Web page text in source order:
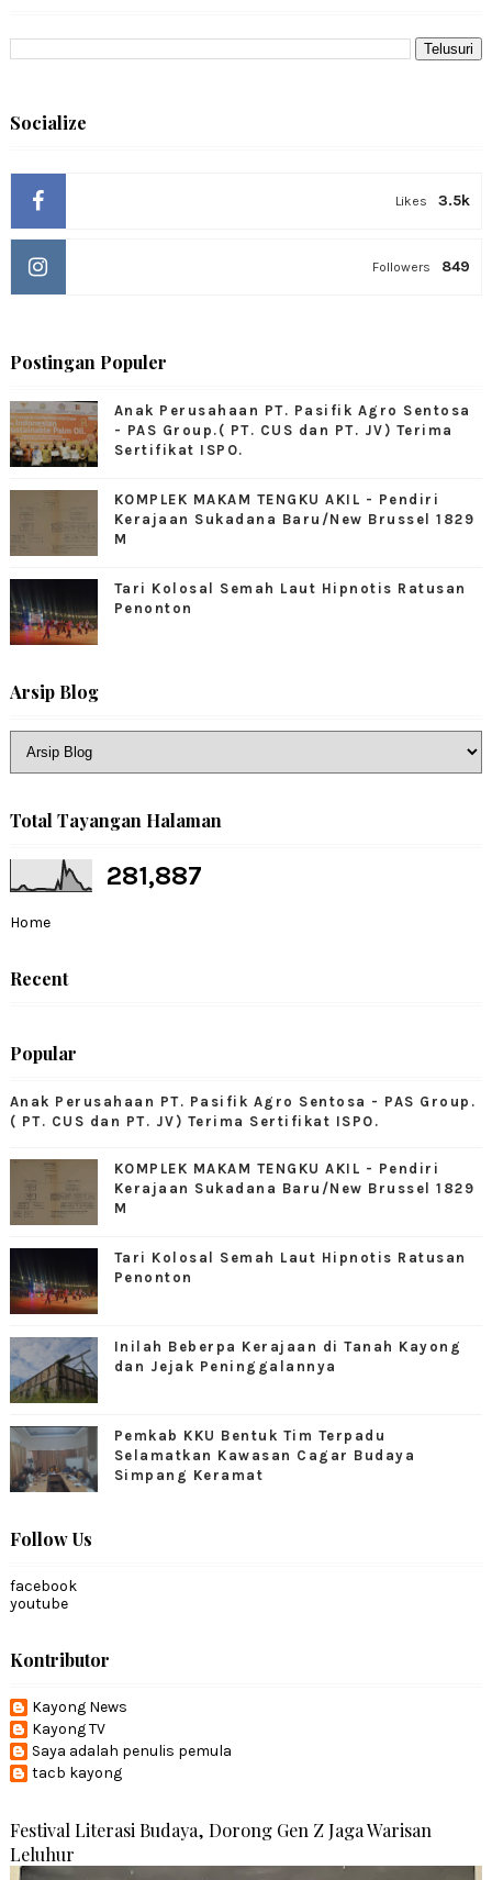
Socialize
3.5k
Likes
849
Followers
Postingan Populer
Anak Perusahaan PT. Pasifik Agro Sentosa
- PAS Group.( PT. CUS dan PT. JV) Terima
Sertifikat ISPO.
KOMPLEK MAKAM TENGKU AKIL - Pendiri
Kerajaan Sukadana Baru/New Brussel 1829
M
Tari Kolosal Semah Laut Hipnotis Ratusan
Penonton
Arsip Blog
Total Tayangan Halaman
281,887
Home
Recent
Popular
Anak Perusahaan PT. Pasifik Agro Sentosa - PAS Group.
( PT. CUS dan PT. JV) Terima Sertifikat ISPO.
KOMPLEK MAKAM TENGKU AKIL - Pendiri
Kerajaan Sukadana Baru/New Brussel 1829
M
Tari Kolosal Semah Laut Hipnotis Ratusan
Penonton
Inilah Beberpa Kerajaan di Tanah Kayong
dan Jejak Peninggalannya
Pemkab KKU Bentuk Tim Terpadu
Selamatkan Kawasan Cagar Budaya
Simpang Keramat
Follow Us
facebook
youtube
Kontributor
Kayong News
Kayong TV
Saya adalah penulis pemula
tacb kayong
Festival Literasi Budaya, Dorong Gen Z Jaga Warisan
Leluhur